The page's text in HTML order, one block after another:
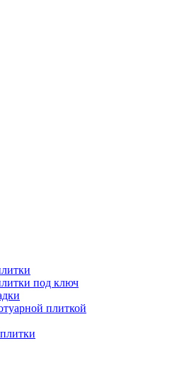
под ключ
плиткой